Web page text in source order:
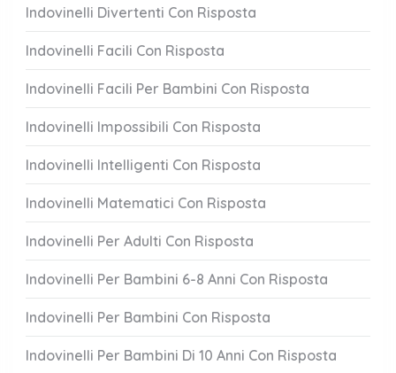
Indovinelli Divertenti Con Risposta
Indovinelli Facili Con Risposta
Indovinelli Facili Per Bambini Con Risposta
Indovinelli Impossibili Con Risposta
Indovinelli Intelligenti Con Risposta
Indovinelli Matematici Con Risposta
Indovinelli Per Adulti Con Risposta
Indovinelli Per Bambini 6-8 Anni Con Risposta
Indovinelli Per Bambini Con Risposta
Indovinelli Per Bambini Di 10 Anni Con Risposta